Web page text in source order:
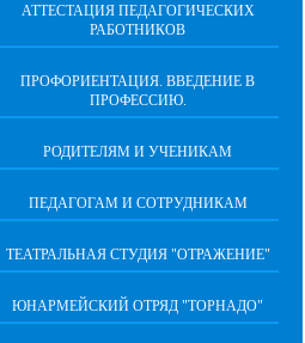
АТТЕСТАЦИЯ ПЕДАГОГИЧЕСКИХ
РАБОТНИКОВ
ПРОФОРИЕНТАЦИЯ. ВВЕДЕНИЕ В
ПРОФЕССИЮ.
РОДИТЕЛЯМ И УЧЕНИКАМ
ПЕДАГОГАМ И СОТРУДНИКАМ
ТЕАТРАЛЬНАЯ СТУДИЯ "ОТРАЖЕНИЕ"
ЮНАРМЕЙСКИЙ ОТРЯД "ТОРНАДО"